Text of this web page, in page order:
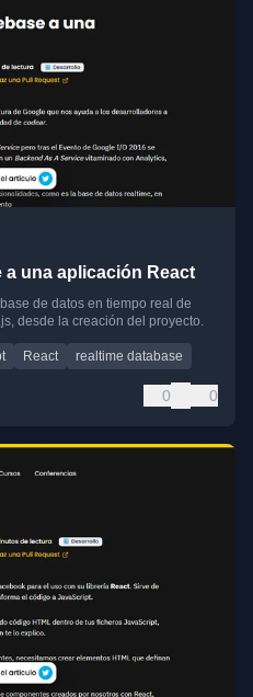
una aplicación React
de datos en tiempo real de
desde la creación del proyecto.
React realtime database
0 0